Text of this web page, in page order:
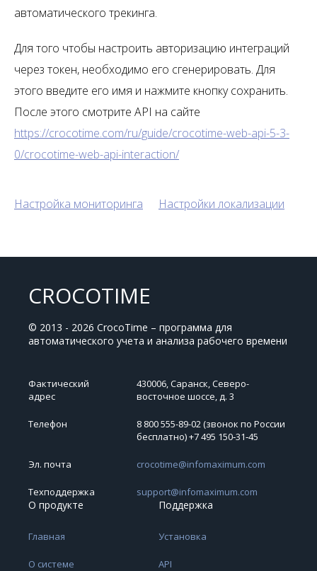
автоматического трекинга.
Для того чтобы настроить авторизацию интеграций
через токен, необходимо его сгенерировать. Для
этого введите его имя и нажмите кнопку сохранить.
После этого смотрите API на сайте
https://crocotime.com/ru/guide/crocotime-web-api-5-3-
0/crocotime-web-api-interaction/
Настройка мониторинга Настройки локализации
CROCOTIME
© 2013 - 2026 CrocoTime – программа для
автоматического учета и анализа рабочего времени
Фактический
адрес
430006, Саранск, Северо-
восточное шоссе, д. 3
Телефон
8 800 555-89-02 (звонок по России
бесплатно) +7 495 150‑31‑45
Эл. почта crocotime@infomaximum.com
Техподдержка support@infomaximum.com
О продукте
Главная
О системе
Поддержка
Установка
API